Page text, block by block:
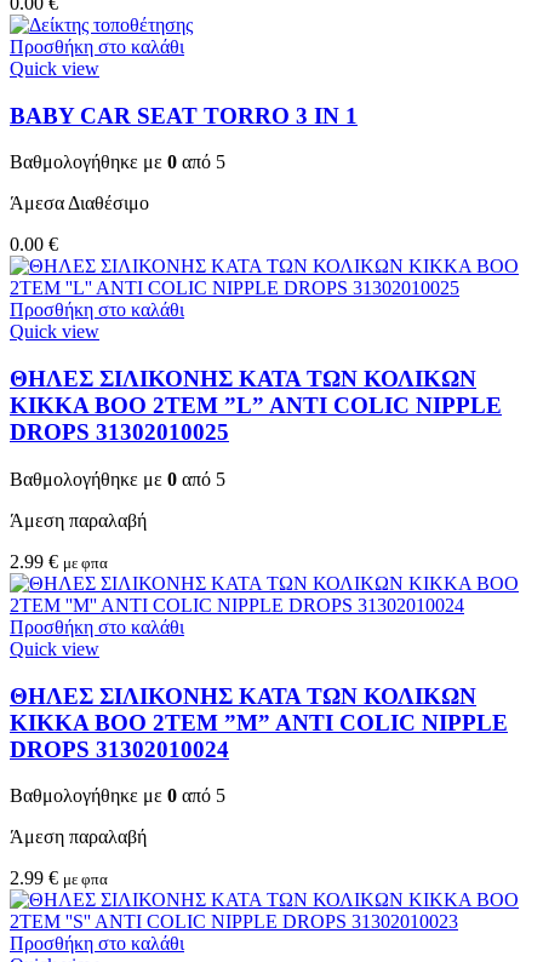
Προσθήκη στο καλάθι
Quick view
BABY CAR SEAT TORRO 3 ΙΝ 1
Βαθμολογήθηκε με 0 από 5
Άμεσα Διαθέσιμο
0.00 €
Προσθήκη στο καλάθι
Quick view
ΘΗΛΕΣ ΣΙΛΙΚΟΝΗΣ ΚΑΤΑ ΤΩΝ ΚΟΛΙΚΩΝ
KIKKA BOO 2TEM ”L” ANTI COLIC NIPPLE
DROPS 31302010025
Βαθμολογήθηκε με 0 από 5
Άμεση παραλαβή
2.99 € με φπα
Προσθήκη στο καλάθι
Quick view
ΘΗΛΕΣ ΣΙΛΙΚΟΝΗΣ ΚΑΤΑ ΤΩΝ ΚΟΛΙΚΩΝ
KIKKA BOO 2TEM ”M” ANTI COLIC NIPPLE
DROPS 31302010024
Βαθμολογήθηκε με 0 από 5
Άμεση παραλαβή
2.99 € με φπα
Προσθήκη στο καλάθι